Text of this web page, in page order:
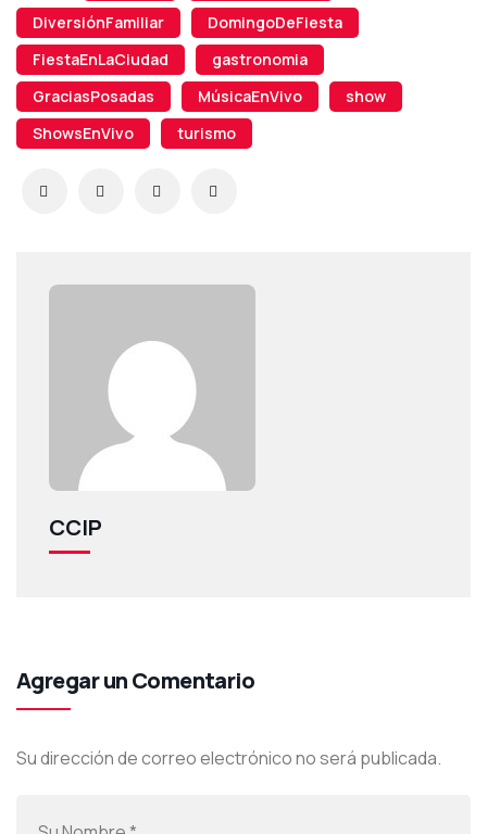
DiversiónFamiliar
DomingoDeFiesta
FiestaEnLaCiudad
gastronomia
GraciasPosadas
MúsicaEnVivo
show
ShowsEnVivo
turismo
CCIP
Agregar un Comentario
Su dirección de correo electrónico no será publicada.